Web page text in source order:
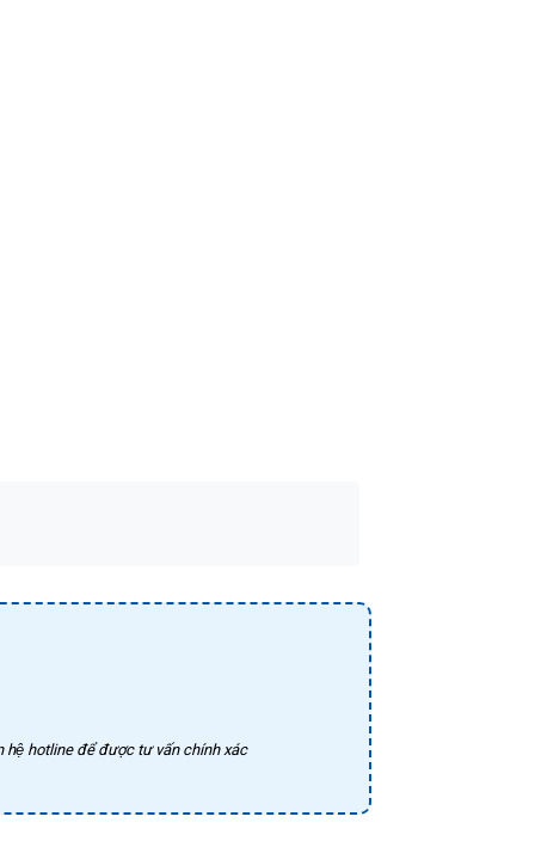
hệ hotline để được tư vấn chính xác